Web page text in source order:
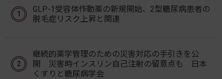
GLP-1受容体作動薬の新規開始、2型糖尿病患者の
脱毛症リスク上昇と関連
継続的薬学管理のための災害対応の手引きを公
開 災害時インスリン自己注射の留意点も 日本
くすりと糖尿病学会